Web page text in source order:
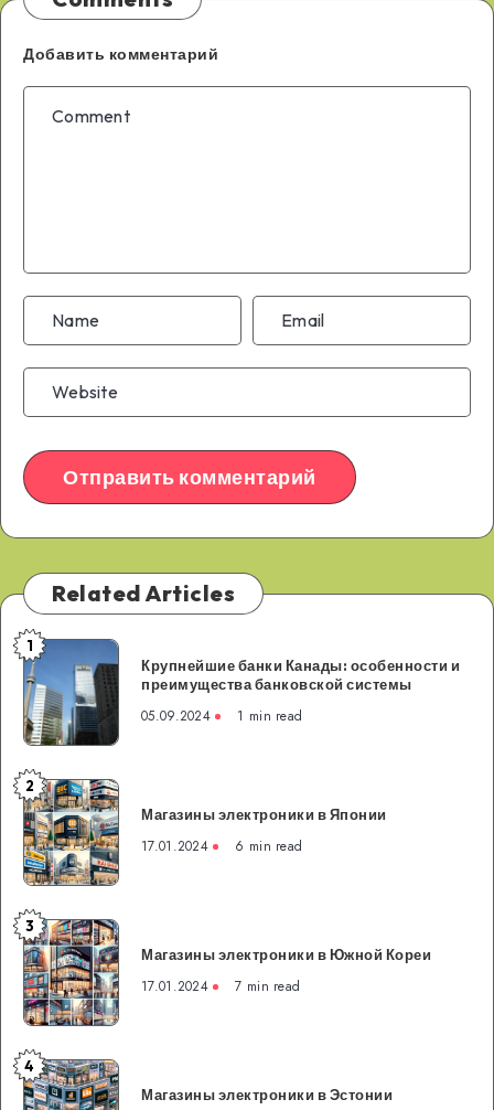
Добавить комментарий
Related Articles
Крупнейшие
банки
Канады:
особенности
и
преимущества
банковской
системы
1
Крупнейшие банки Канады: особенности и
преимущества банковской системы
05.09.2024 1 min read
Магазины
электроники
в
Японии
2
Магазины электроники в Японии
17.01.2024 6 min read
Магазины
электроники
в
Южной
Кореи
3
Магазины электроники в Южной Кореи
17.01.2024 7 min read
Магазины
электроники
4
Магазины электроники в Эстонии